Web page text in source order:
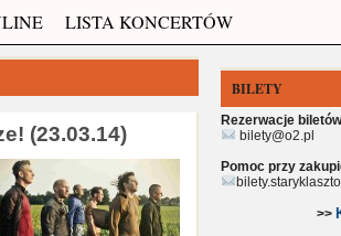
LISTA KONCERTÓW
BILETY
Rezerwacje
bilety@o2.pl
Pomoc przy
>>
(23.03.14)